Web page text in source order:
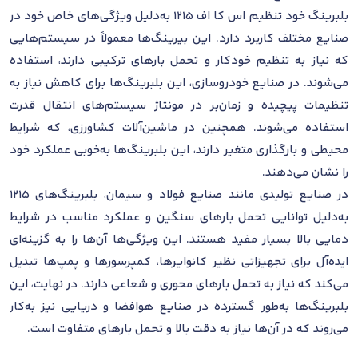
بلبرینگ خود تنظیم اس کا اف 1215 به‌دلیل ویژگی‌های خاص خود در
صنایع مختلف کاربرد دارد. این بیرینگ‌ها معمولاً در سیستم‌هایی
که نیاز به تنظیم خودکار و تحمل بارهای ترکیبی دارند، استفاده
می‌شوند. در صنایع خودروسازی، این بلبرینگ‌ها برای کاهش نیاز به
تنظیمات پیچیده و زمان‌بر در مونتاژ سیستم‌های انتقال قدرت
استفاده می‌شوند. همچنین در ماشین‌آلات کشاورزی، که شرایط
محیطی و بارگذاری متغیر دارند، این بلبرینگ‌ها به‌خوبی عملکرد خود
را نشان می‌دهند.
در صنایع تولیدی مانند صنایع فولاد و سیمان، بلبرینگ‌های 1215
به‌دلیل توانایی تحمل بارهای سنگین و عملکرد مناسب در شرایط
دمایی بالا بسیار مفید هستند. این ویژگی‌ها آن‌ها را به گزینه‌ای
ایده‌آل برای تجهیزاتی نظیر کانوایرها، کمپرسورها و پمپ‌ها تبدیل
می‌کند که نیاز به تحمل بارهای محوری و شعاعی دارند. در نهایت، این
بلبرینگ‌ها به‌طور گسترده در صنایع هوافضا و دریایی نیز به‌کار
می‌روند که در آن‌ها نیاز به دقت بالا و تحمل بارهای متفاوت است.